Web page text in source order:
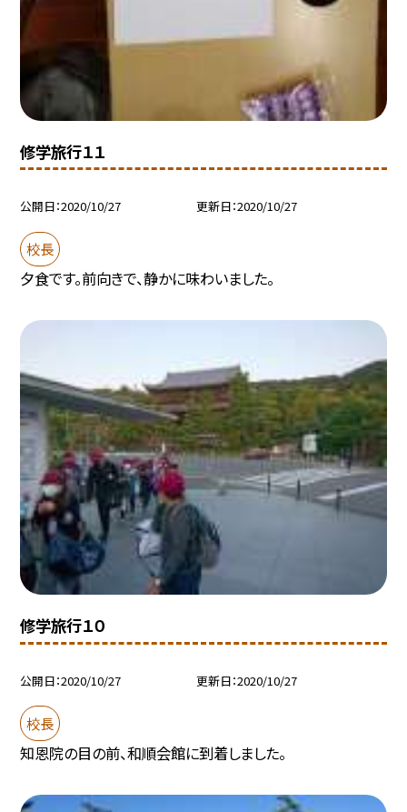
修学旅行１１
公開日 2020/10/27 更新日 2020/10/27
校長
夕食です。前向きで、静かに味わいました。
修学旅行１０
公開日 2020/10/27 更新日 2020/10/27
校長
知恩院の目の前、和順会館に到着しました。